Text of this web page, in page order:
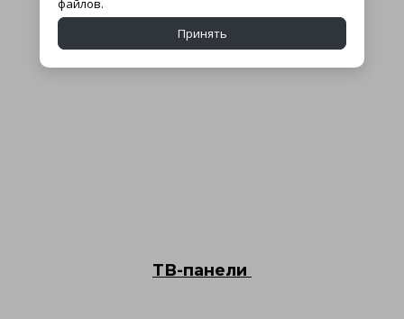
ТВ-панели
файлов.
Принять